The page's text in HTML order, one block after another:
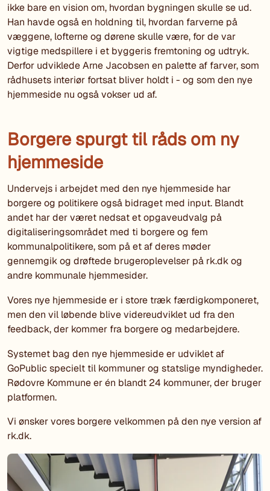
ikke bare en vision om, hvordan bygningen skulle se ud.
Han havde også en holdning til, hvordan farverne på
væggene, lofterne og dørene skulle være, for de var
vigtige medspillere i et byggeris fremtoning og udtryk.
Derfor udviklede Arne Jacobsen en palette af farver, som
rådhusets interiør fortsat bliver holdt i - og som den nye
hjemmeside nu også vokser ud af.
Borgere spurgt til råds om ny
hjemmeside
Undervejs i arbejdet med den nye hjemmeside har
borgere og politikere også bidraget med input. Blandt
andet har der været nedsat et opgaveudvalg på
digitaliseringsområdet med ti borgere og fem
kommunalpolitikere, som på et af deres møder
gennemgik og drøftede brugeroplevelser på rk.dk og
andre kommunale hjemmesider.
Vores nye hjemmeside er i store træk færdigkomponeret,
men den vil løbende blive videreudviklet ud fra den
feedback, der kommer fra borgere og medarbejdere.
Systemet bag den nye hjemmeside er udviklet af
GoPublic specielt til kommuner og statslige myndigheder.
Rødovre Kommune er én blandt 24 kommuner, der bruger
platformen.
Vi ønsker vores borgere velkommen på den nye version af
rk.dk.